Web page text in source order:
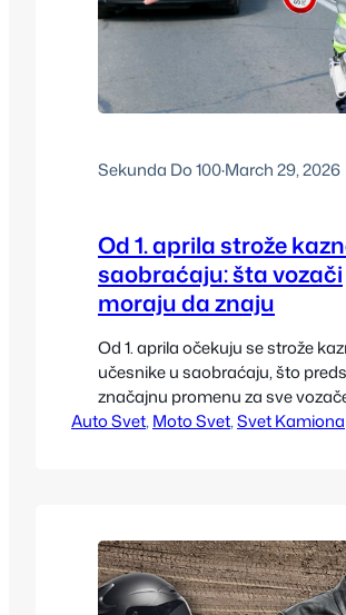
Sekunda Do 100·March 29, 2026
Od 1. aprila strože
saobraćaju: šta vozači
moraju da znaju
Od 1. aprila očekuju se strože
učesnike u saobraćaju, što
značajnu promenu za sve
propisi imaju za cilj povećanje
se na različite prekršaje, od
prekoračenja brzine do
mobilnog…
Auto Svet, Moto Svet, Svet Kamiona